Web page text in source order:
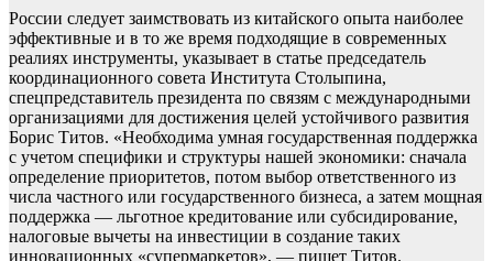
России следует заимствовать из китайского опыта наиболее
эффективные и в то же время подходящие в современных
реалиях инструменты, указывает в статье председатель
координационного совета Института Столыпина,
спецпредставитель президента по связям с международными
организациями для достижения целей устойчивого развития
Борис Титов. «Необходима умная государственная поддержка
с учетом специфики и структуры нашей экономики: сначала
определение приоритетов, потом выбор ответственного из
числа частного или государственного бизнеса, а затем мощная
поддержка — льготное кредитование или субсидирование,
налоговые вычеты на инвестиции в создание таких
инновационных «супермаркетов», — пишет Титов.